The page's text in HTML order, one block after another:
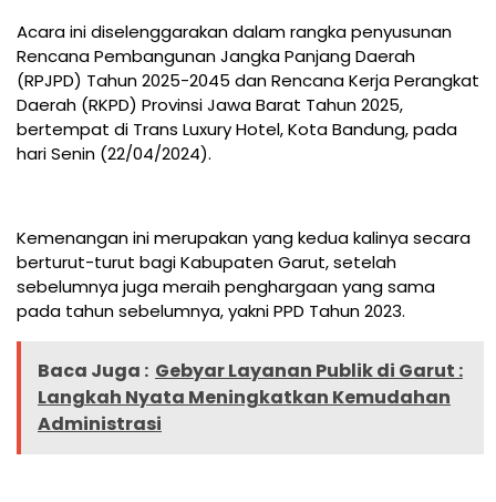
Acara ini diselenggarakan dalam rangka penyusunan
Rencana Pembangunan Jangka Panjang Daerah
(RPJPD) Tahun 2025-2045 dan Rencana Kerja Perangkat
Daerah (RKPD) Provinsi Jawa Barat Tahun 2025,
bertempat di Trans Luxury Hotel, Kota Bandung, pada
hari Senin (22/04/2024).
Kemenangan ini merupakan yang kedua kalinya secara
berturut-turut bagi Kabupaten Garut, setelah
sebelumnya juga meraih penghargaan yang sama
pada tahun sebelumnya, yakni PPD Tahun 2023.
Baca Juga : Gebyar Layanan Publik di Garut :
Langkah Nyata Meningkatkan Kemudahan
Administrasi